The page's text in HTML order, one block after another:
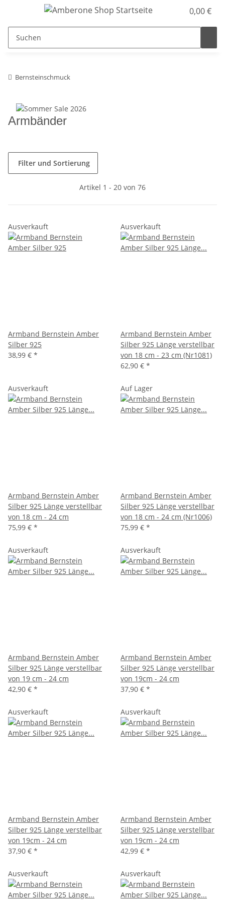
0,00 €
Bernsteinschmuck
Armbänder
Filter und Sortierung
Artikel 1 - 20 von 76
Ausverkauft
Armband Bernstein Amber
Silber 925
38,99 € *
Ausverkauft
Armband Bernstein Amber
Silber 925 Länge verstellbar
von 18 cm - 23 cm (Nr1081)
62,90 € *
Ausverkauft
Armband Bernstein Amber
Silber 925 Länge verstellbar
von 18 cm - 24 cm
75,99 € *
Auf Lager
Armband Bernstein Amber
Silber 925 Länge verstellbar
von 18 cm - 24 cm (Nr1006)
75,99 € *
Ausverkauft
Armband Bernstein Amber
Silber 925 Länge verstellbar
von 19 cm - 24 cm
42,90 € *
Ausverkauft
Armband Bernstein Amber
Silber 925 Länge verstellbar
von 19cm - 24 cm
37,90 € *
Ausverkauft
Armband Bernstein Amber
Silber 925 Länge verstellbar
von 19cm - 24 cm
37,90 € *
Ausverkauft
Armband Bernstein Amber
Silber 925 Länge verstellbar
von 19cm - 24 cm
42,99 € *
Ausverkauft Ausverkauft